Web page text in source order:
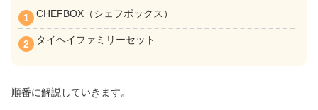
CHEFBOX（シェフボックス）
タイヘイファミリーセット
順番に解説していきます。